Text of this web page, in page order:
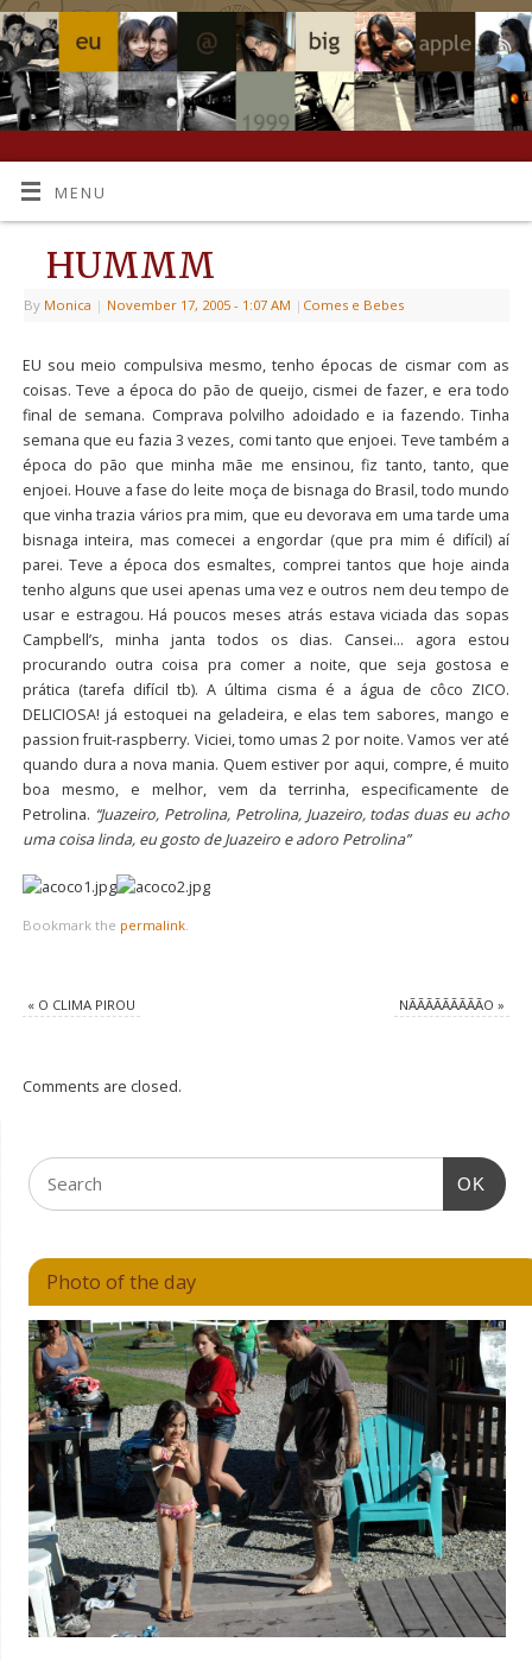
MENU
HUMMM
By Monica | November 17, 2005 - 1:07 AM | Comes e Bebes
EU sou meio compulsiva mesmo, tenho épocas de cismar com as
coisas. Teve a época do pão de queijo, cismei de fazer, e era todo
final de semana. Comprava polvilho adoidado e ia fazendo. Tinha
semana que eu fazia 3 vezes, comi tanto que enjoei. Teve também a
época do pão que minha mãe me ensinou, fiz tanto, tanto, que
enjoei. Houve a fase do leite moça de bisnaga do Brasil, todo mundo
que vinha trazia vários pra mim, que eu devorava em uma tarde uma
bisnaga inteira, mas comecei a engordar (que pra mim é difícil) aí
parei. Teve a época dos esmaltes, comprei tantos que hoje ainda
tenho alguns que usei apenas uma vez e outros nem deu tempo de
usar e estragou. Há poucos meses atrás estava viciada das sopas
Campbell’s, minha janta todos os dias. Cansei… agora estou
procurando outra coisa pra comer a noite, que seja gostosa e
prática (tarefa difícil tb). A última cisma é a água de côco ZICO.
DELICIOSA! já estoquei na geladeira, e elas tem sabores, mango e
passion fruit-raspberry. Viciei, tomo umas 2 por noite. Vamos ver até
quando dura a nova mania. Quem estiver por aqui, compre, é muito
boa mesmo, e melhor, vem da terrinha, especificamente de
Petrolina. “Juazeiro, Petrolina, Petrolina, Juazeiro, todas duas eu acho
uma coisa linda, eu gosto de Juazeiro e adoro Petrolina”
Bookmark the permalink.
«O CLIMA PIROU NÃÃÃÃÃÃÃÃÃO»
Comments are closed.
OK
Photo of the day